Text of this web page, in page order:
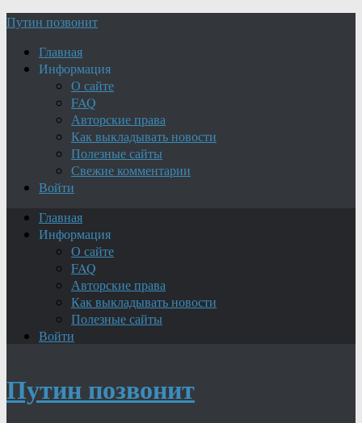
Путин позвонит
Главная
Информация
О сайте
FAQ
Авторские права
Как выкладывать новости
Полезные сайты
Свежие комментарии
Войти
Главная
Информация
О сайте
FAQ
Авторские права
Как выкладывать новости
Полезные сайты
Войти
Путин позвонит